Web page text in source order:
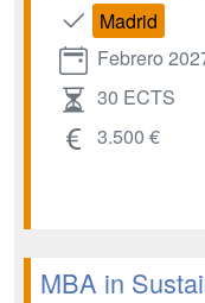
Madrid
Febrero
30 ECTS
3.500 €
MBA in